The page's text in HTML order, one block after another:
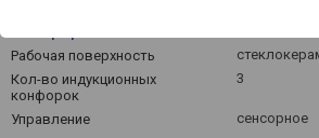
Рабочая поверхность
Кол-во индукционных
конфорок
3
Управление сенсорное